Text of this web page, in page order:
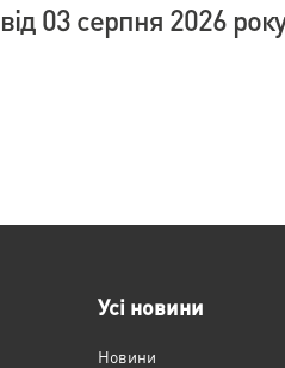
03 серпня 2026
Усі новини
Новини